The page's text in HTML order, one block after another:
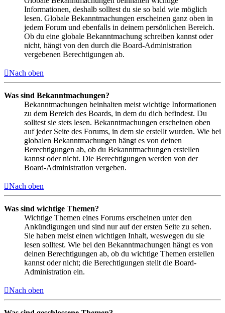
Informationen, deshalb solltest du sie so bald wie möglich
lesen. Globale Bekanntmachungen erscheinen ganz oben in
jedem Forum und ebenfalls in deinem persönlichen Bereich.
Ob du eine globale Bekanntmachung schreiben kannst oder
nicht, hängt von den durch die Board-Administration
vergebenen Berechtigungen ab.
Nach oben
Was sind Bekanntmachungen?
Bekanntmachungen beinhalten meist wichtige Informationen
zu dem Bereich des Boards, in dem du dich befindest. Du
solltest sie stets lesen. Bekanntmachungen erscheinen oben
auf jeder Seite des Forums, in dem sie erstellt wurden. Wie bei
globalen Bekanntmachungen hängt es von deinen
Berechtigungen ab, ob du Bekanntmachungen erstellen
kannst oder nicht. Die Berechtigungen werden von der
Board-Administration vergeben.
Nach oben
Was sind wichtige Themen?
Wichtige Themen eines Forums erscheinen unter den
Ankündigungen und sind nur auf der ersten Seite zu sehen.
Sie haben meist einen wichtigen Inhalt, weswegen du sie
lesen solltest. Wie bei den Bekanntmachungen hängt es von
deinen Berechtigungen ab, ob du wichtige Themen erstellen
kannst oder nicht; die Berechtigungen stellt die Board-
Administration ein.
Nach oben